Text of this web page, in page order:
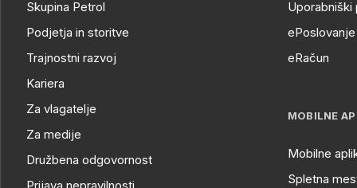
Skupina Petrol
Podjetja in storitve
Trajnostni razvoj
Kariera
Za vlagatelje
Za medije
Družbena odgovornost
eRačun
MOBILNE
Mobilne
Spletna